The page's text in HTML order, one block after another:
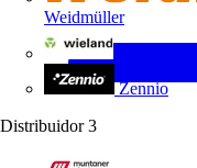
Weidmüller
Zennio
Distribuidor 3